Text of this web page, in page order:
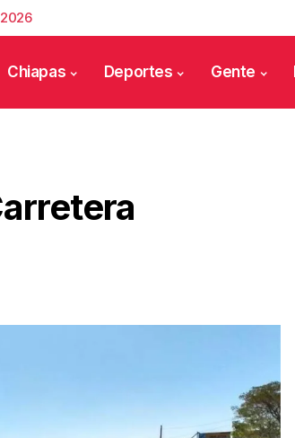
Chiapas Deportes Gente